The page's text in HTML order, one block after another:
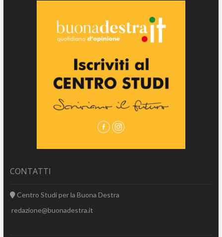
CONTATTI
Centro Studi per la Buona Destra
redazione@buonadestra.it